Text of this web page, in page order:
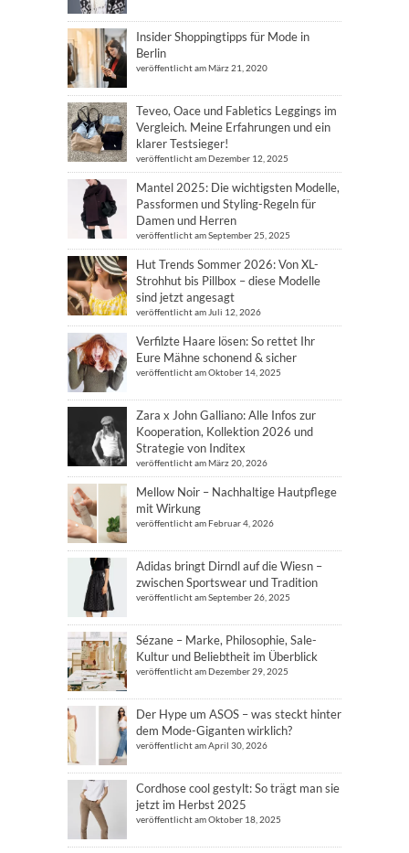
Insider Shoppingtipps für Mode in
Berlin
veröffentlicht am März 21, 2020
Teveo, Oace und Fabletics Leggings im
Vergleich. Meine Erfahrungen und ein
klarer Testsieger!
veröffentlicht am Dezember 12, 2025
Mantel 2025: Die wichtigsten Modelle,
Passformen und Styling-Regeln für
Damen und Herren
veröffentlicht am September 25, 2025
Hut Trends Sommer 2026: Von XL-
Strohhut bis Pillbox – diese Modelle
sind jetzt angesagt
veröffentlicht am Juli 12, 2026
Verfilzte Haare lösen: So rettet Ihr
Eure Mähne schonend & sicher
veröffentlicht am Oktober 14, 2025
Zara x John Galliano: Alle Infos zur
Kooperation, Kollektion 2026 und
Strategie von Inditex
veröffentlicht am März 20, 2026
Mellow Noir – Nachhaltige Hautpflege
mit Wirkung
veröffentlicht am Februar 4, 2026
Adidas bringt Dirndl auf die Wiesn –
zwischen Sportswear und Tradition
veröffentlicht am September 26, 2025
Sézane – Marke, Philosophie, Sale-
Kultur und Beliebtheit im Überblick
veröffentlicht am Dezember 29, 2025
Der Hype um ASOS – was steckt hinter
dem Mode-Giganten wirklich?
veröffentlicht am April 30, 2026
Cordhose cool gestylt: So trägt man sie
jetzt im Herbst 2025
veröffentlicht am Oktober 18, 2025